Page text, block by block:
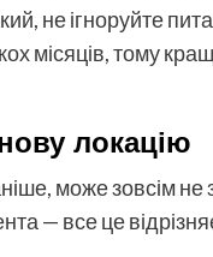
не ігноруйте
місяців, тому
локацію
може зовсім не
— все це